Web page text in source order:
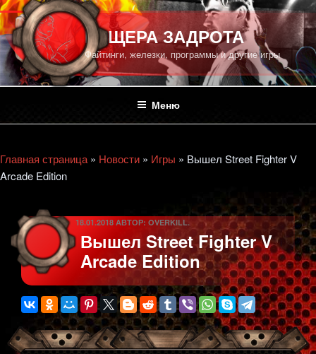
Перейти
к
содержимому
ПЕЩЕРА ЗАДРОТА
Файтинги, железки, программы и другие игры
Меню
Главная страница» Новости » Игры » Вышел Street Fighter V
Arcade Edition
ОПУБЛИКОВАНО
18.01.2018 АВТОР: OVERKILL.
Вышел Street Fighter V
Arcade Edition